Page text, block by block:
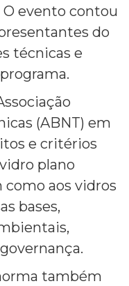
O evento contou
do
técnicas e
(ABNT) em
e critérios
plano
como aos vidros
bases,
também